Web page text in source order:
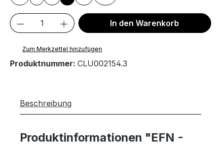
Produkt Anzahl: Gib den gewünschten
In den Warenkorb
Zum Merkzettel hinzufügen
Produktnummer: CLU002154.3
Beschreibung
Produktinformationen "EFN -